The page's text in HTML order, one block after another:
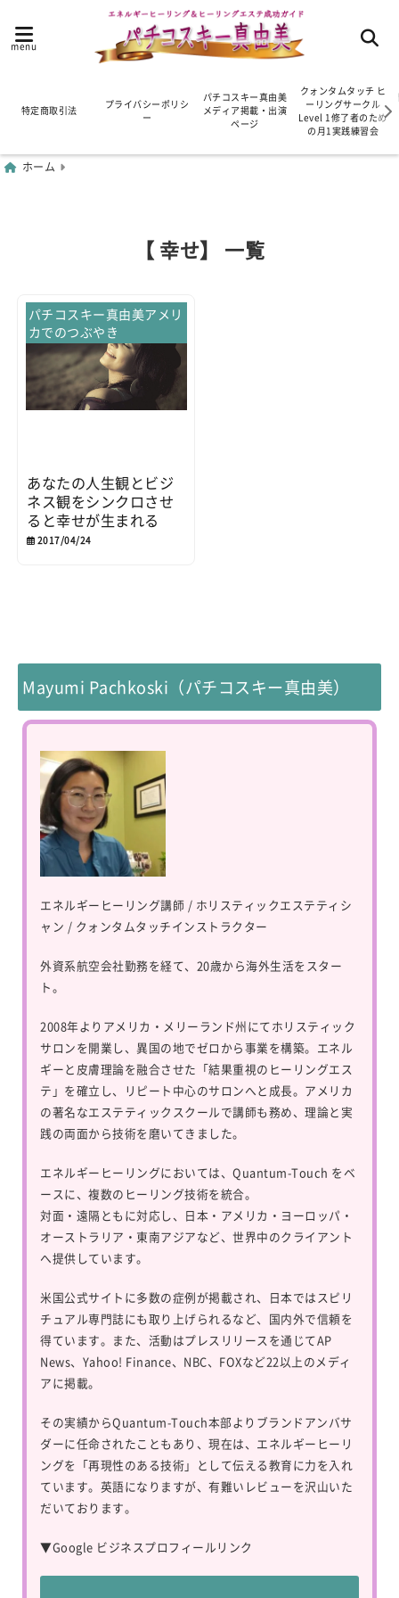
menu
特定商取引法
プライバシーポリシ
ー
パチコスキー真由美
メディア掲載・出演
ページ
クォンタムタッチ ヒ
ーリングサークル
Level 1修了者のため
の月1実践練習会
ホーム
【 幸せ】 一覧
パチコスキー真由美アメリ
カでのつぶやき
あなたの人生観とビジ
ネス観をシンクロさせ
ると幸せが生まれる
2017/04/24
Mayumi Pachkoski（パチコスキー真由美）
エネルギーヒーリング講師 / ホリスティックエステティシ
ャン / クォンタムタッチインストラクター
外資系航空会社勤務を経て、20歳から海外生活をスター
ト。
2008年よりアメリカ・メリーランド州にてホリスティック
サロンを開業し、異国の地でゼロから事業を構築。エネル
ギーと皮膚理論を融合させた「結果重視のヒーリングエス
テ」を確立し、リピート中心のサロンへと成長。アメリカ
の著名なエステティックスクールで講師も務め、理論と実
践の両面から技術を磨いてきました。
エネルギーヒーリングにおいては、 Quantum-Touch をベ
ースに、複数のヒーリング技術を統合。
対面・遠隔ともに対応し、日本・アメリカ・ヨーロッパ・
オーストラリア・東南アジアなど、世界中のクライアント
へ提供しています。
米国公式サイトに多数の症例が掲載され、日本ではスピリ
チュアル専門誌にも取り上げられるなど、国内外で信頼を
得ています。また、活動はプレスリリースを通じてAP
News、Yahoo! Finance、NBC、FOXなど22以上のメディ
アに掲載。
その実績からQuantum-Touch本部よりブランドアンバサ
ダーに任命されたこともあり、現在は、エネルギーヒーリ
ングを「再現性のある技術」として伝える教育に力を入れ
ています。英語になりますが、有難いレビューを沢山いた
だいております。
▼Google ビジネスプロフィールリンク